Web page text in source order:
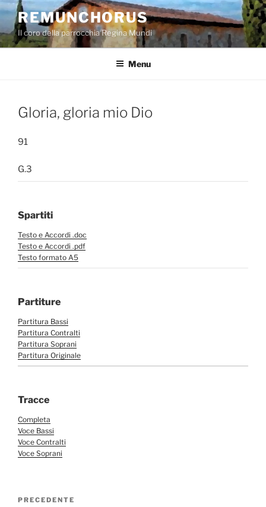
Salta
contenuto
REMUNCHORUS
Il coro della parrocchia Regina Mundi
Menu
Gloria, gloria mio Dio
91
G.3
Spartiti
Testo e Accordi .doc
Testo e Accordi .pdf
Testo formato A5
Partiture
Partitura Bassi
Partitura Contralti
Partitura Soprani
Partitura Originale
Tracce
Completa
Voce Bassi
Voce Contralti
Voce Soprani
Navigazione
Articolo
PRECEDENTE